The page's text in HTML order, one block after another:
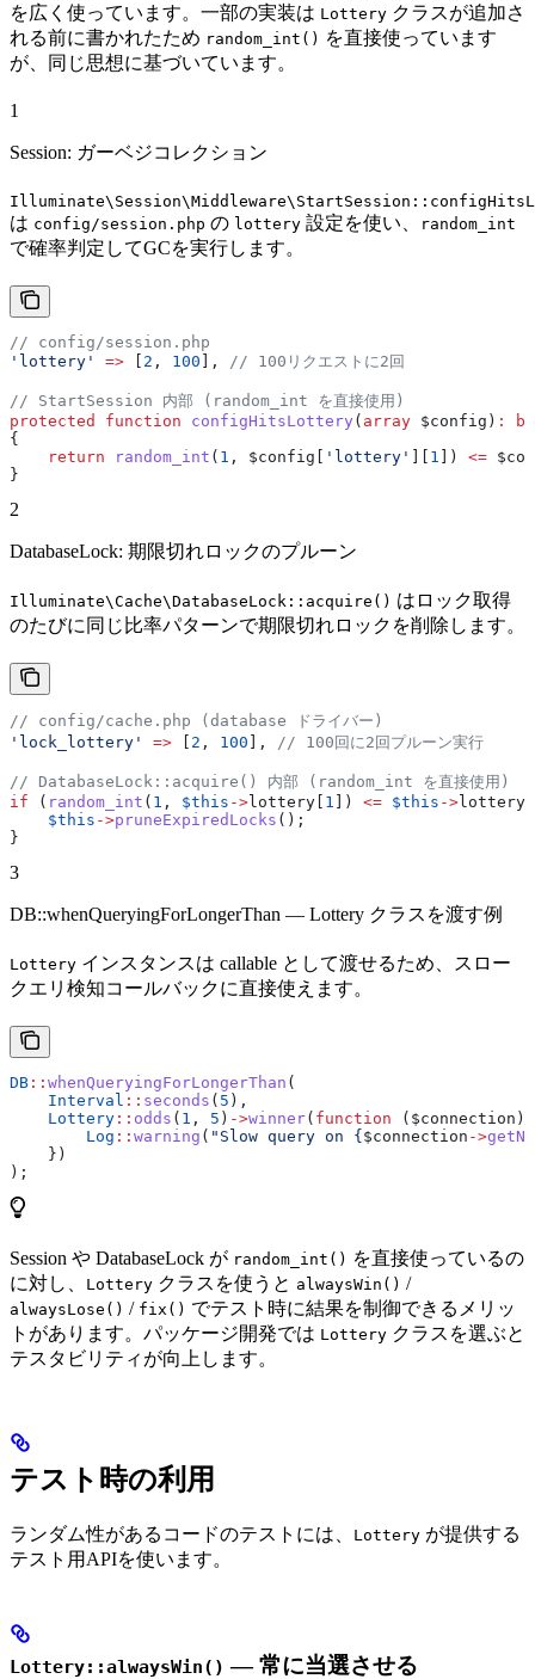
を広く使っています。一部の実装は Lottery クラスが追加さ
れる前に書かれたため random_int() を直接使っています
が、同じ思想に基づいています。
1
Session: ガーベジコレクション
は config/session.php の lottery 設定を使い、 random_int
で確率判定してGCを実行します。
// config/session.php
'lottery'
=> 2 , 100 ], // 100リクエストに2回
// StartSession 内部 (random_int を直接使用)
protected
function configHitsLottery ( array $config ) :
{
    return
random_int ( 1 , $config 'lottery' 1 ]) <=
}
2
DatabaseLock: 期限切れロックのプルーン
Illuminate\Cache\DatabaseLock::acquire() はロック取得
のたびに同じ比率パターンで期限切れロックを削除します。
// config/cache.php (database ドライバー)
'lock_lottery'
=> 2 , 100 ], // 100回に2回プルーン実行
// DatabaseLock::acquire() 内部 (random_int を直接使用)
if ( random_int ( 1 , $this ->lottery 1 ]) <= $this ->lottery
    $this
->pruneExpiredLocks ();
}
3
DB::whenQueryingForLongerThan — Lottery クラスを渡す例
Lottery インスタンスは callable として渡せるため、スロー
クエリ検知コールバックに直接使えます。
DB :: whenQueryingForLongerThan (
    Interval
:: seconds ( 5 ),
    Lottery
:: odds ( 1 , 5 ) ->winner( function ( $connection )
        Log
:: warning ( "Slow query on { $connection ->
    })
);
Session や DatabaseLock が random_int() を直接使っているの
に対し、
Lottery クラスを使うと alwaysWin() /
alwaysLose() / fix() でテスト時に結果を制御できるメリッ
トがあります。パッケージ開発では Lottery クラスを選ぶと
テスタビリティが向上します。
テスト時の利用
ランダム性があるコードのテストには、 Lottery が提供する
テスト用APIを使います。
Lottery::alwaysWin() — 常に当選させる